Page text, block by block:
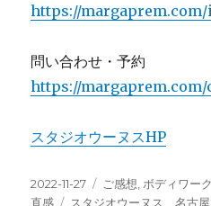
https://
問い合わせ・予約
https://margaprem.com/
スタジオウーヌスHP
投
稿
2022-11-27
カ
テ
ご感想 ボディワー
直感
タ
スタジオウーヌス 名古屋